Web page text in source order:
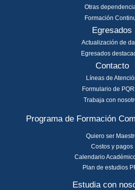
Otras
Formación
Egresados
Actualización de
Egresados
Contacto
Líneas de
Formulario de
Trabaja con
Programa de Formación
Quiero ser
Costos y pagos
Calendario
Plan de estudios
Estudia con